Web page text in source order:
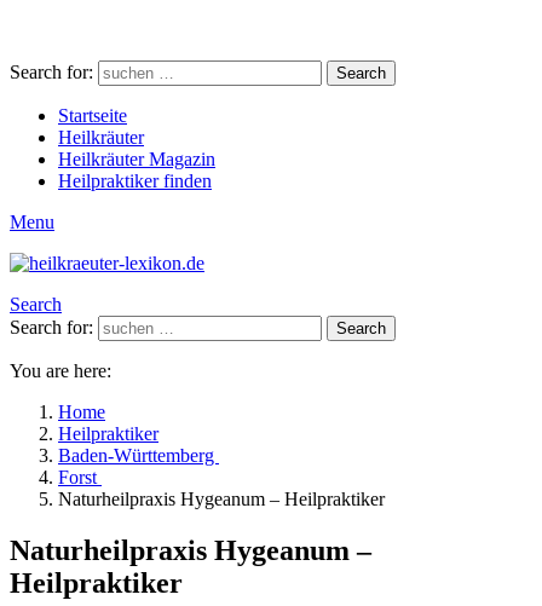
Search for: Search
Startseite
Heilkräuter
Heilkräuter Magazin
Heilpraktiker finden
Menu
Search
Search for:
Search
You are here:
Home
Heilpraktiker
Baden-Württemberg
Forst
Naturheilpraxis Hygeanum – Heilpraktiker
Naturheilpraxis Hygeanum –
Heilpraktiker